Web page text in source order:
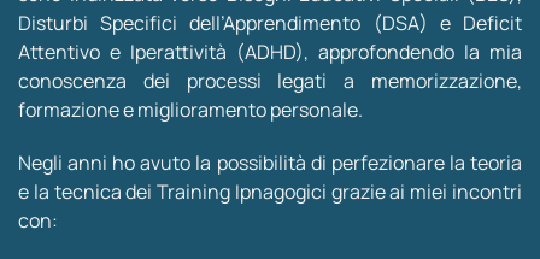
Disturbi Specifici dell’Apprendimento (DSA) e Deficit
Attentivo e Iperattività (ADHD), approfondendo la mia
conoscenza dei processi legati a memorizzazione,
formazione e miglioramento personale.
Negli anni ho avuto la possibilità di perfezionare la teoria
e la tecnica dei Training Ipnagogici grazie ai miei incontri
con: